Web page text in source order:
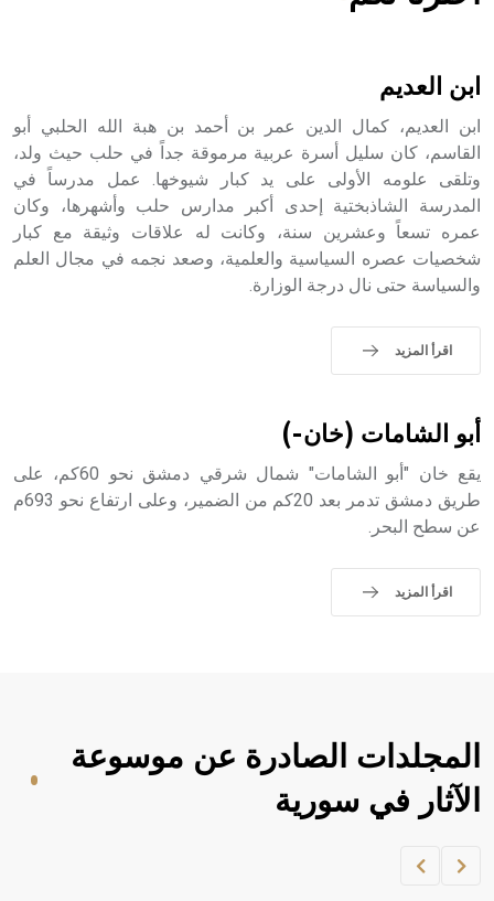
هل تعلم أن الأبسيد كلمة فرنسية اللفظ تم اعتمادها مصطلحاً
- هل تعلم أن أبجر Abgar اسم معروف جيداً يعود إلى عدد من
الملوك الذين حكموا مدينة إديسا (الرها) من أبجر الأول وحتى
التاسع، وهم ينتسبون إلى أسرة أوسروين
ابن العديم
ابن العديم، كمال الدين عمر بن أحمد بن هبة الله الحلبي أبو
القاسم، كان سليل أسرة عربية مرموقة جداً في حلب حيث ولد،
وتلقى علومه الأولى على يد كبار شيوخها. عمل مدرساً في
المدرسة الشاذبختية إحدى أكبر مدارس حلب وأشهرها، وكان
عمره تسعاً وعشرين سنة، وكانت له علاقات وثيقة مع كبار
شخصيات عصره السياسية والعلمية، وصعد نجمه في مجال العلم
والسياسة حتى نال درجة الوزارة.
اقرأ المزيد
أبو الشامات (خان-)
يقع خان "أبو الشامات" شمال شرقي دمشق نحو 60كم، على
طريق دمشق تدمر بعد 20كم من الضمير، وعلى ارتفاع نحو 693م
عن سطح البحر.
اقرأ المزيد
المجلدات الصادرة عن موسوعة
الآثار في سورية